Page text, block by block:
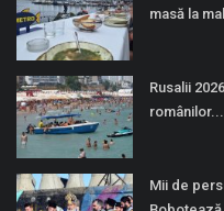
masă la
Rusalii
Mii de